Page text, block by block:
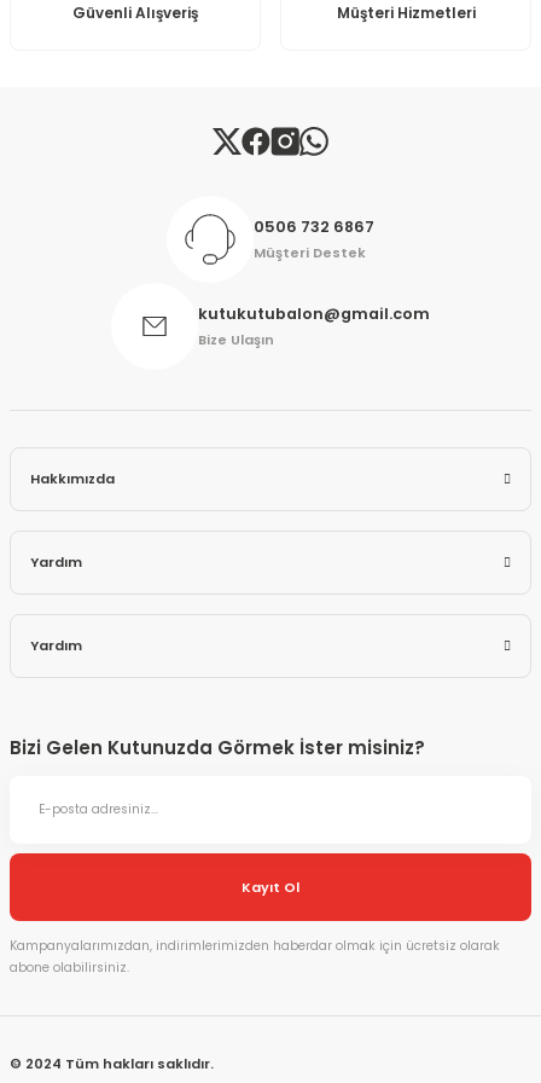
Gönder
Güvenli Alışveriş Müşteri Hizmetleri
0506 732 6867
Müşteri Destek
kutukutubalon@gmail.com
Bize Ulaşın
Hakkımızda
Yardım
Yardım
Bizi Gelen Kutunuzda Görmek İster misiniz?
Kayıt Ol
Kampanyalarımızdan, indirimlerimizden haberdar olmak için ücretsiz olarak
abone olabilirsiniz.
© 2024 Tüm hakları saklıdır.